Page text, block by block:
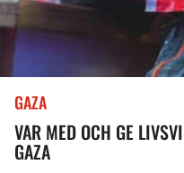
GAZA
VAR MED OCH GE
GAZA